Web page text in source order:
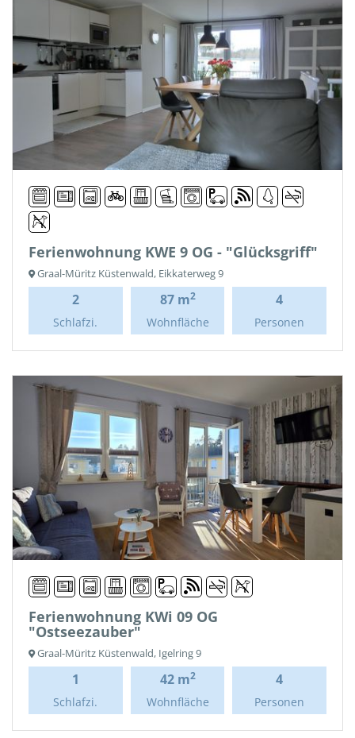
Ferienwohnung KWE 9 OG - "Glücksgriff"
Graal-Müritz Küstenwald, Eikkaterweg 9
2
Schlafzi.
87 m2
Wohnfläche
4
Personen
Ferienwohnung KWi 09 OG
"Ostseezauber"
Graal-Müritz Küstenwald, Igelring 9
1
Schlafzi.
42 m2
Wohnfläche
4
Personen